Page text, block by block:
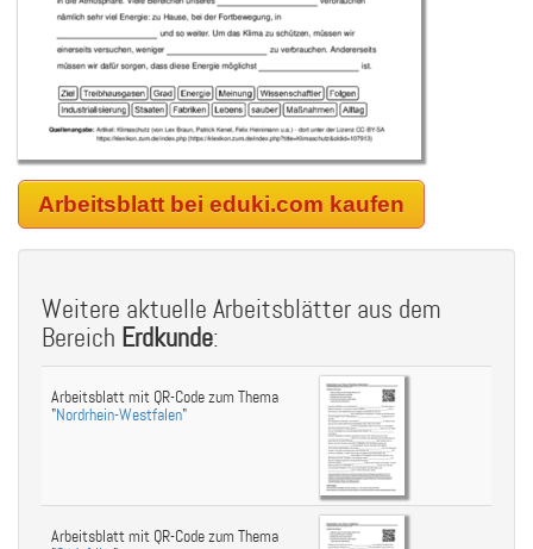
Arbeitsblatt bei eduki.com kaufen
Weitere aktuelle Arbeitsblätter aus dem
Bereich Erdkunde:
Arbeitsblatt mit QR-Code zum Thema
"Nordrhein-Westfalen"
Arbeitsblatt mit QR-Code zum Thema